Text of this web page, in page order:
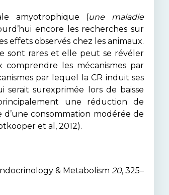
amyotrophique (une maladie
encore les recherches sur
effets observés chez les animaux.
sont rares et elle peut se révéler
comprendre les mécanismes par
par lequel la CR induit ses
surexprimée lors de baisse
une réduction de
d’une consommation modérée de
et al, 2012).
& Metabolism 20, 325–